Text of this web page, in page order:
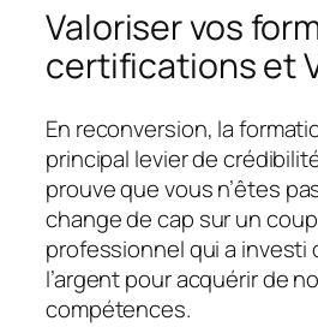
Valoriser vos
certifications et
En reconversion, la
principal levier de
prouve que vous n’êtes
change de cap sur un
professionnel qui a investi
l’argent pour acquérir de
compétences.